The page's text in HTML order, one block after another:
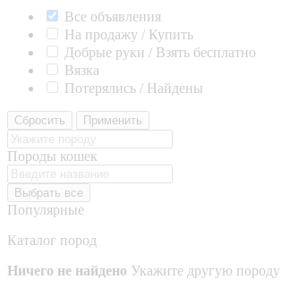
Все объявления
На продажу / Купить
Добрые руки / Взять бесплатно
Вязка
Потерялись / Найдены
Сбросить Применить
Породы кошек
Выбрать все
Популярные
Каталог пород
Ничего не найдено Укажите другую породу